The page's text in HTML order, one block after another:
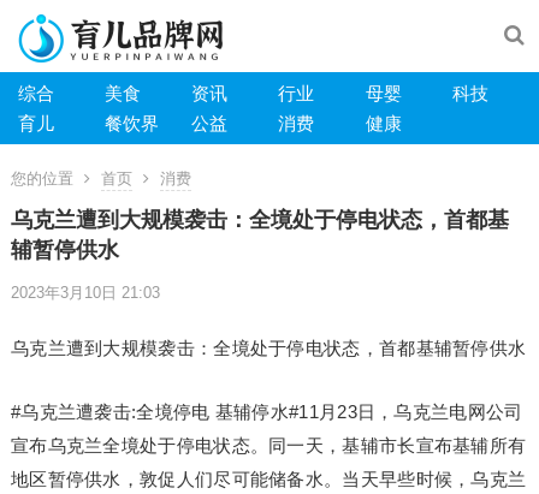
综合 美食 资讯 行业 母婴
科技
育儿
餐饮界 公益 消费 健康
您的位置 首页 消费
乌克兰遭到大规模袭击：全境处于停电状态，首都基
辅暂停供水
2023年3月10日 21:03
乌克兰遭到大规模袭击：全境处于停电状态，首都基辅暂停供水
#乌克兰遭袭击:全境停电 基辅停水#11月23日，乌克兰电网公司
宣布乌克兰全境处于停电状态。同一天，基辅市长宣布基辅所有
地区暂停供水，敦促人们尽可能储备水。当天早些时候，乌克兰